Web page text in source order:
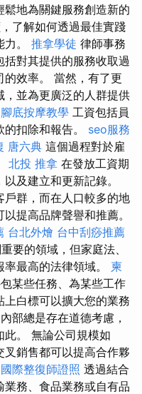
地為關鍵服務創造新的
了解如何透過最佳實踐
。 推拿學徒 律師事務
對其提供的服務收取過
效率。 當然，有了更
，並為更廣泛的人群提供
腳底按摩教學 工資包括員
扣除和報告。 seo服務
唐六典 這個過程對於雇
北投 推拿 在發放工資期
及建立和更新記錄。
群，而在人口較多的地
提高品牌聲譽和推薦。
台北外燴 台中刮痧推薦
要的領域，但家庭法、
最高的法律領域。 柬
某些任務、為某些工作
白標可以擴大您的業務
部總是存在道德考慮，
此。 無論公司規模如
銷售都可以提高合作夥
國際整復師證照 透過結合
務、食品業務或自有品